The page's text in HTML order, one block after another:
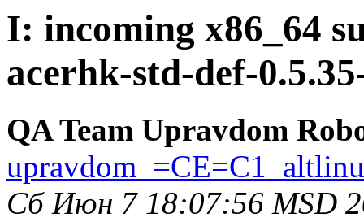
I: incoming x86_64
acerhk-std-def-
QA Team Upravdom
Сб Июн 7 18:07:56 MSD